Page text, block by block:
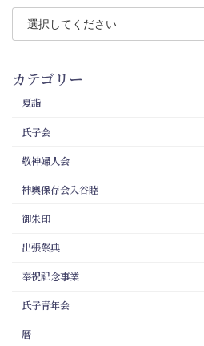
カテゴリー
夏詣
氏子会
敬神婦人会
神輿保存会入谷睦
御朱印
出張祭典
奉祝記念事業
氏子青年会
暦